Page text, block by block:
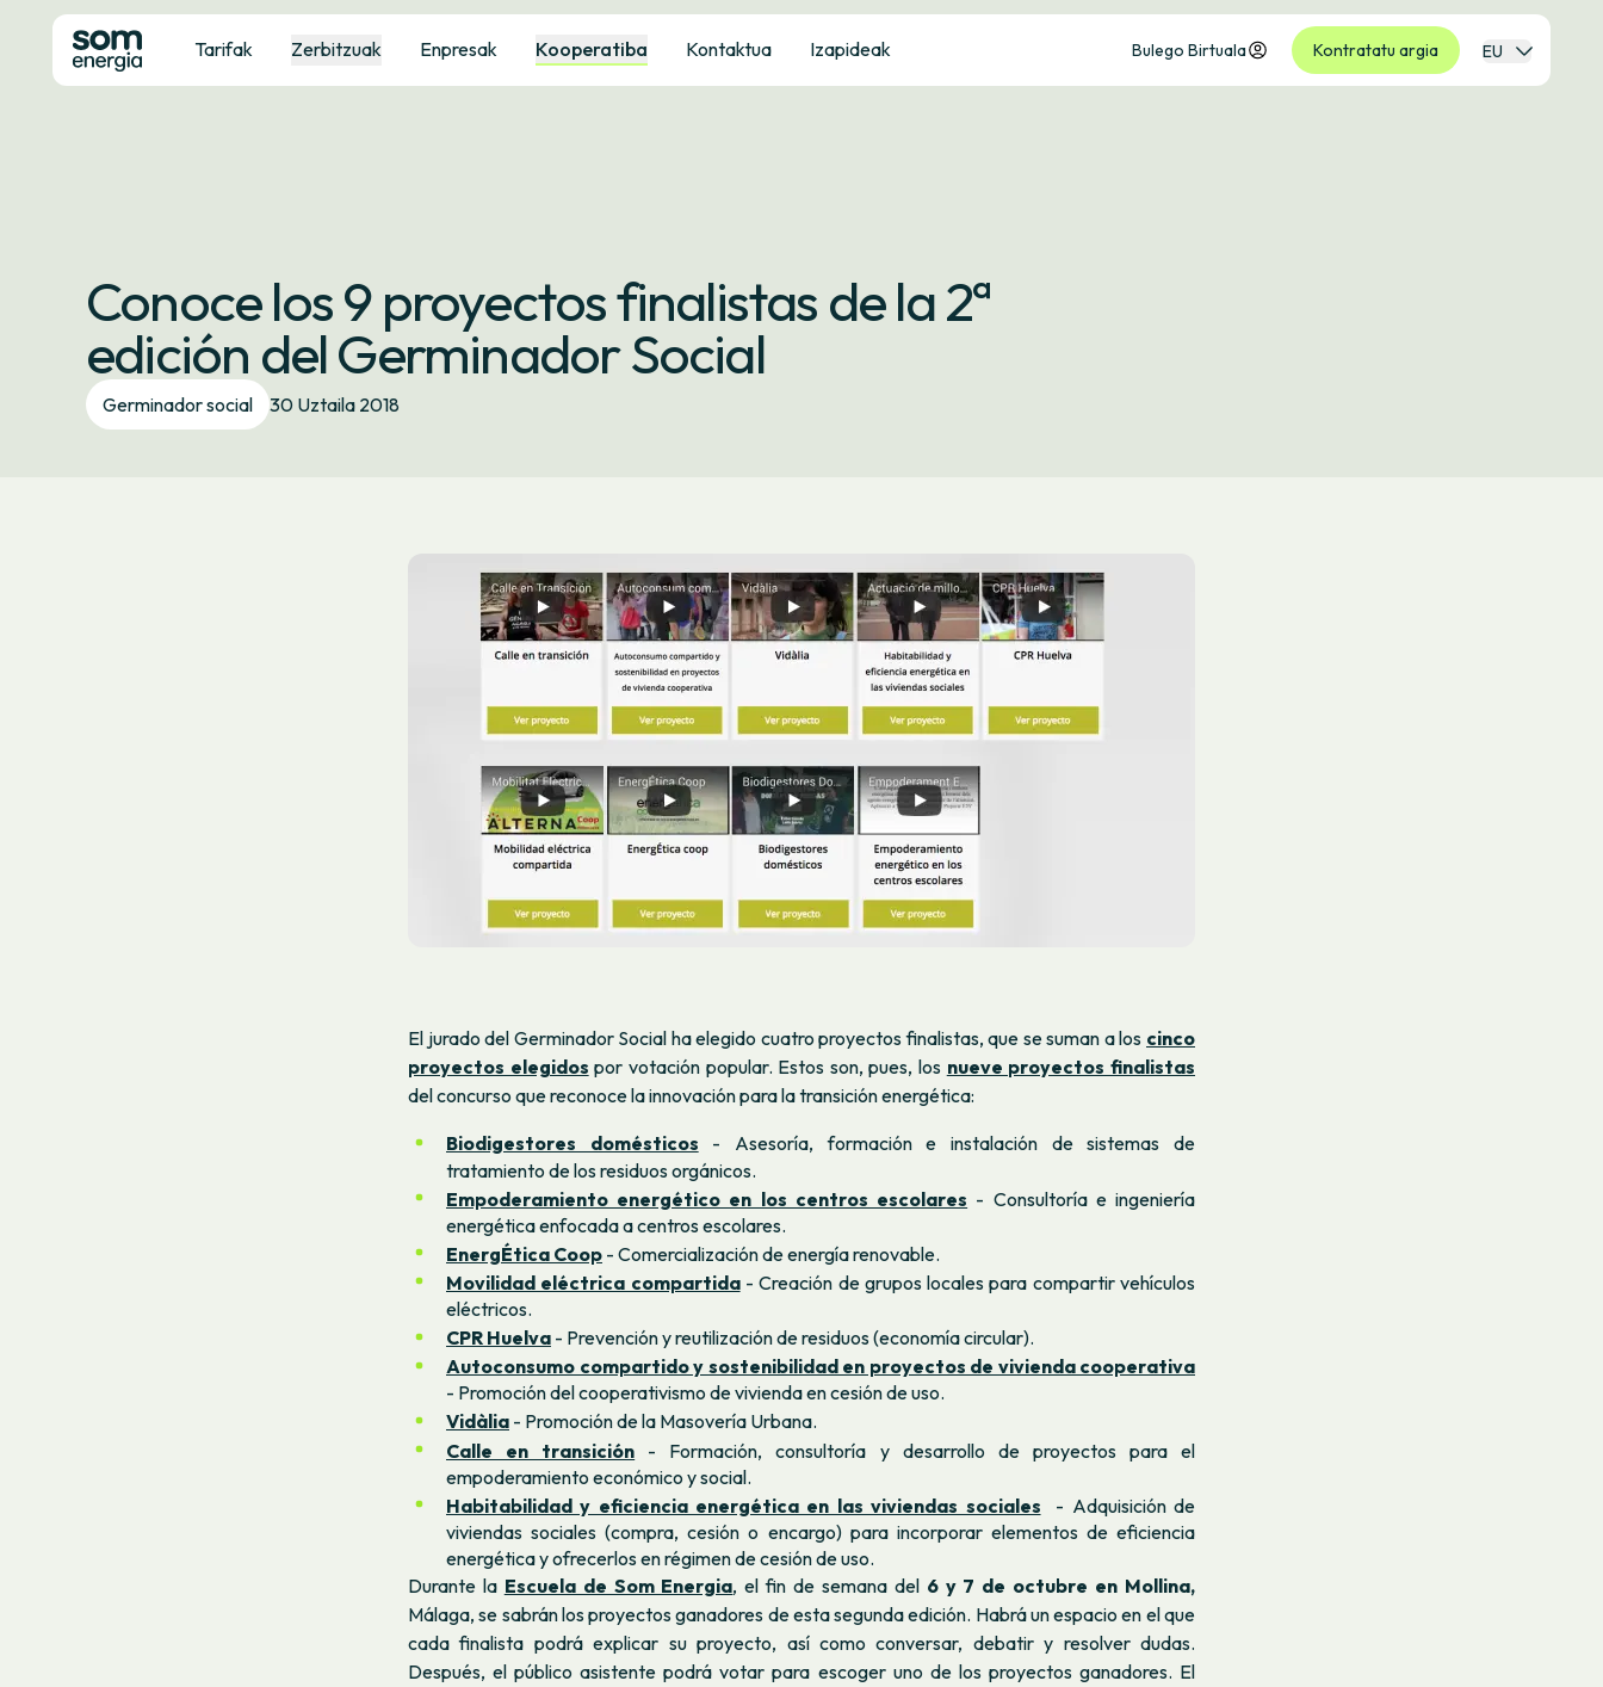
Tarifak Zerbitzuak Enpresak Kooperatiba Kontaktua Izapideak Bulego Birtuala Kontratatu argia EU
Conoce los 9 proyectos finalistas de la 2ª
edición del Germinador Social
Germinador social 30 Uztaila 2018
El jurado del Germinador Social ha elegido cuatro proyectos finalistas, que se suman a los cinco
proyectos elegidos por votación popular. Estos son, pues, los nueve proyectos finalistas
del concurso que reconoce la innovación para la transición energética:
Biodigestores domésticos - Asesoría, formación e instalación de sistemas de
tratamiento de los residuos orgánicos.
Empoderamiento energético en los centros escolares - Consultoría e ingeniería
energética enfocada a centros escolares.
EnergÉtica Coop - Comercialización de energía renovable.
Movilidad eléctrica compartida- Creación de grupos locales para compartir vehículos
eléctricos.
CPR Huelva - Prevención y reutilización de residuos (economía circular).
Autoconsumo compartido y sostenibilidad en proyectos de vivienda cooperativa
- Promoción del cooperativismo de vivienda en cesión de uso.
Vidàlia - Promoción de la Masovería Urbana.
Calle en transición - Formación, consultoría y desarrollo de proyectos para el
empoderamiento económico y social.
Habitabilidad y eficiencia energética en las viviendas sociales - Adquisición de
viviendas sociales (compra, cesión o encargo) para incorporar elementos de eficiencia
energética y ofrecerlos en régimen de cesión de uso.
Durante la Escuela de Som Energia, el fin de semana del 6 y 7 de octubre en Mollina,
Málaga, se sabrán los proyectos ganadores de esta segunda edición. Habrá un espacio en el que
cada finalista podrá explicar su proyecto, así como conversar, debatir y resolver dudas.
Después, el público asistente podrá votar para escoger uno de los proyectos ganadores. El